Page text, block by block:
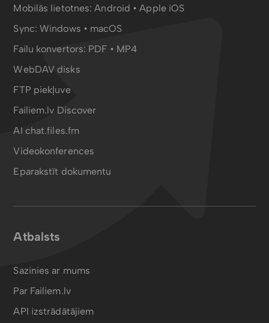
Mobilās lietotnes:Android •Apple iOS
Sync:Windows • macOS
Failu konvertors: PDF • MP4
WebDAV disks
FTP piekļuve
Failiem.lv Discover
AI chat.files.fm
Videokonferences
Eparakstīt dokumentu
Atbalsts
Sazinies ar mums
Par Failiem.lv
API izstrādātājiem